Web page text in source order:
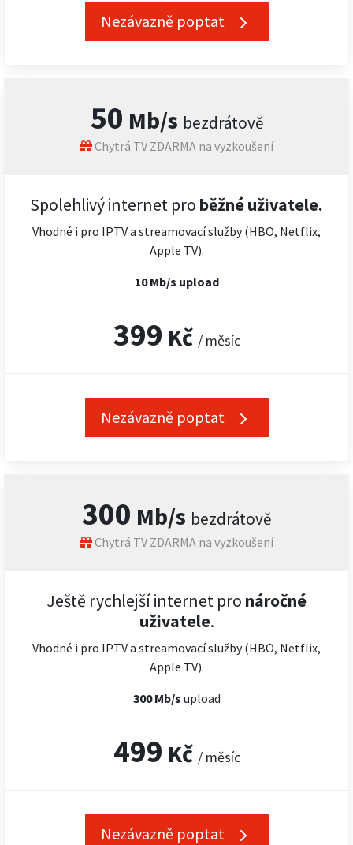
50 Mb/s bezdrátově
Chytrá TV ZDARMA na vyzkoušení
Spolehlivý internet pro běžné uživatele.
Vhodné i pro IPTV a streamovací služby (HBO, Netflix,
Apple TV).
10 Mb/s upload
399 Kč / měsíc
Nezávazně poptat
Nezávazně poptat
300 Mb/s bezdrátově
Chytrá TV ZDARMA na vyzkoušení
Ještě rychlejší internet pro náročné
uživatele.
Vhodné i pro IPTV a streamovací služby (HBO, Netflix,
Apple TV).
300 Mb/s upload
499 Kč / měsíc
Nezávazně poptat